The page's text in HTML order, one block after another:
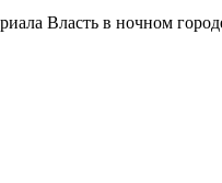
Власть в ночном